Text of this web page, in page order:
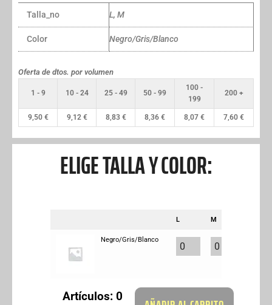
Talla_no L, M
Color Negro/Gris/Blanco
Oferta de dtos. por volumen
1 - 9 10 - 24 25 - 49 50 - 99
100 -
199
200 +
9,50 € 9,12 € 8,83 € 8,36 € 8,07 € 7,60 €
ELIGE TALLA Y COLOR:
L M
Negro/Gris/Blanco
Artículos: 0